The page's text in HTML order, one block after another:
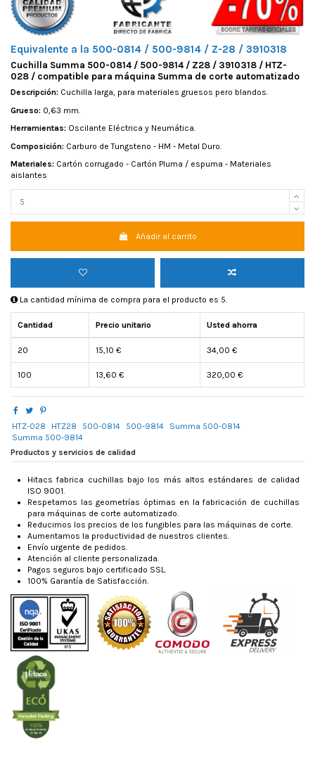
Equivalente a la 500-0814 / 500-9814 / Z-28 / 3910318
Cuchilla Summa 500-0814 / 500-9814 / Z28 / 3910318 / HTZ-
028 / compatible para máquina Summa de corte automatizado
Descripción: Cuchilla larga, para materiales gruesos pero blandos.
Grueso: 0,63 mm.
Herramientas: Oscilante Eléctrica y Neumática.
Composición: Carburo de Tungsteno - HM - Metal Duro.
Materiales: Cartón corrugado - Cartón Pluma / espuma - Materiales
aislantes
Añadir al carrito
La cantidad mínima de compra para el producto es 5.
Cantidad Precio unitario Usted ahorra
20 15,10 € 34,00 €
100 13,60 € 320,00 €
HTZ-028 HTZ28 500-0814 500-9814
Summa 500-0814
Summa 500-9814
Productos y servicios de calidad
Hitacs fabrica cuchillas bajo los más altos estándares de calidad
ISO 9001.
Respetamos las geometrías óptimas en la fabricación de cuchillas
para máquinas de corte automatizado.
Reducimos los precios de los fungibles para las máquinas de corte.
Aumentamos la productividad de nuestros clientes.
Envío urgente de pedidos.
Atención al cliente personalizada.
Pagos seguros bajo certificado SSL.
100% Garantía de Satisfacción.